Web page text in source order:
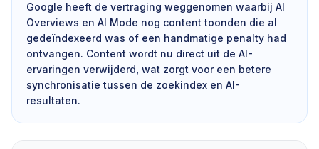
Google heeft de vertraging weggenomen waarbij AI
Overviews en AI Mode nog content toonden die al
gedeïndexeerd was of een handmatige penalty had
ontvangen. Content wordt nu direct uit de AI-
ervaringen verwijderd, wat zorgt voor een betere
synchronisatie tussen de zoekindex en AI-
resultaten.